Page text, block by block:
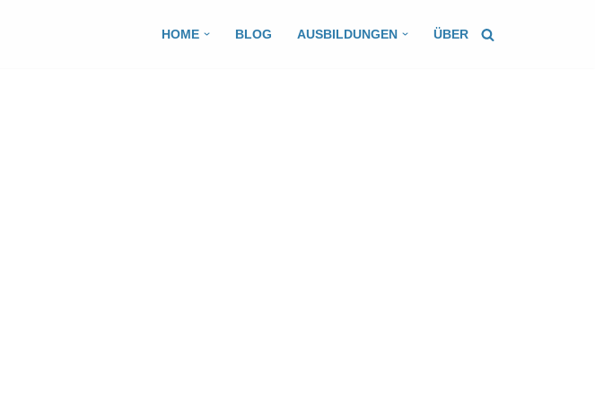
HOME BLOG AUSBILDUNGEN ÜBER